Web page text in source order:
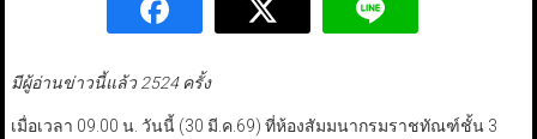
มีผู้อ่านข่าวนี้แล้ว 2524 ครั้ง
เมื่อเวลา 09.00 น. วันนี้ (30 มี.ค.69) ที่ห้องสัมมนากรมราชทัณฑ์ชั้น 3